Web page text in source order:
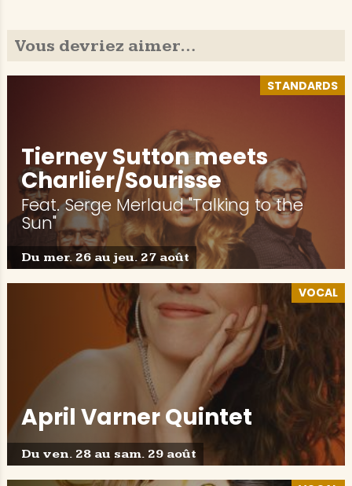
Vous devriez aimer…
STANDARDS
Tierney Sutton meets
Charlier/Sourisse
Feat. Serge Merlaud "Talking to the
Sun"
Du mer. 26 au jeu. 27 août
VOCAL
April Varner Quintet
Du ven. 28 au sam. 29 août